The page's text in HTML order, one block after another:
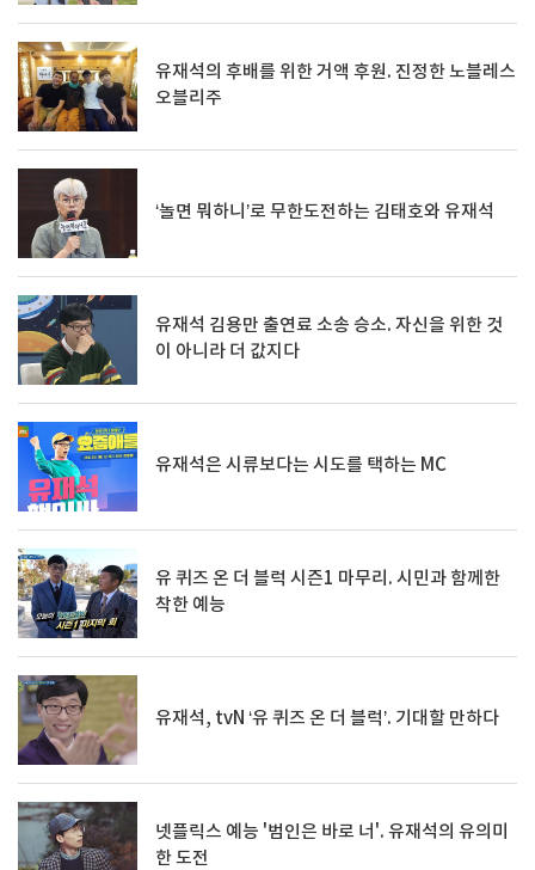
유재석의 후배를 위한 거액 후원. 진정한 노블레스
오블리주
‘놀면 뭐하니’로 무한도전하는 김태호와 유재석
유재석 김용만 출연료 소송 승소. 자신을 위한 것
이 아니라 더 값지다
유재석은 시류보다는 시도를 택하는 MC
유 퀴즈 온 더 블럭 시즌1 마무리. 시민과 함께한
착한 예능
유재석, tvN ‘유 퀴즈 온 더 블럭’. 기대할 만하다
넷플릭스 예능 '범인은 바로 너'. 유재석의 유의미
한 도전